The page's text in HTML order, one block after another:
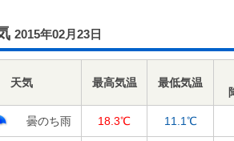
2015年02月23日
天気 最高気温 最低気温
曇のち雨 18.3℃ 11.1℃